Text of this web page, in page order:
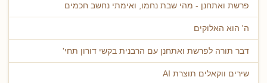
פרשת ואתחנן - מהי שבת נחמו, ואימתי נחשב חכמים
ה' הוא האלוקים
דבר תורה לפרשת ואתחנן עם הרבנית בקשי דורון תחי'
שירים ווקאלים תוצרת AI